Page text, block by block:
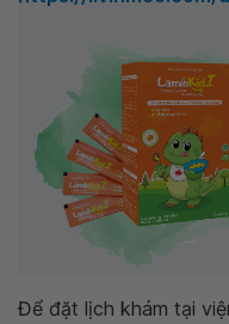
Để đặt lịch khám tại